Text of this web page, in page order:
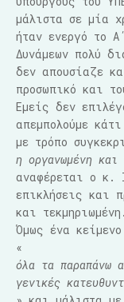
μάλιστα σε μία
ήταν ενεργό το
Δυνάμεων πολύ
δεν απουσίαζε
προσωπικό και
Εμείς δεν
απεμπολούμε
με τρόπο
η οργανωμένη και
αναφέρεται ο κ.
επικλήσεις και
και τεκμηριωμένη.
Όμως ένα
«
όλα τα παραπάνω
γενικές